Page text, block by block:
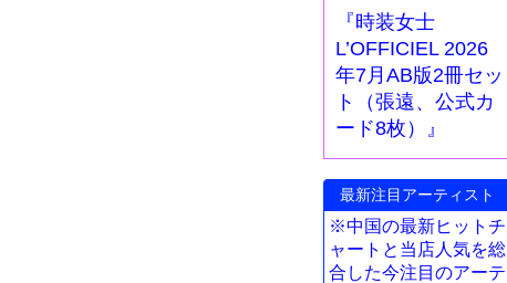
『時装女士
L’OFFICIEL 2026
年7月AB版2冊セッ
ト（張遠、公式カ
ード8枚）』
最新注目アーティスト
※中国の最新ヒットチ
ャートと当店人気を総
合した今注目のアーテ